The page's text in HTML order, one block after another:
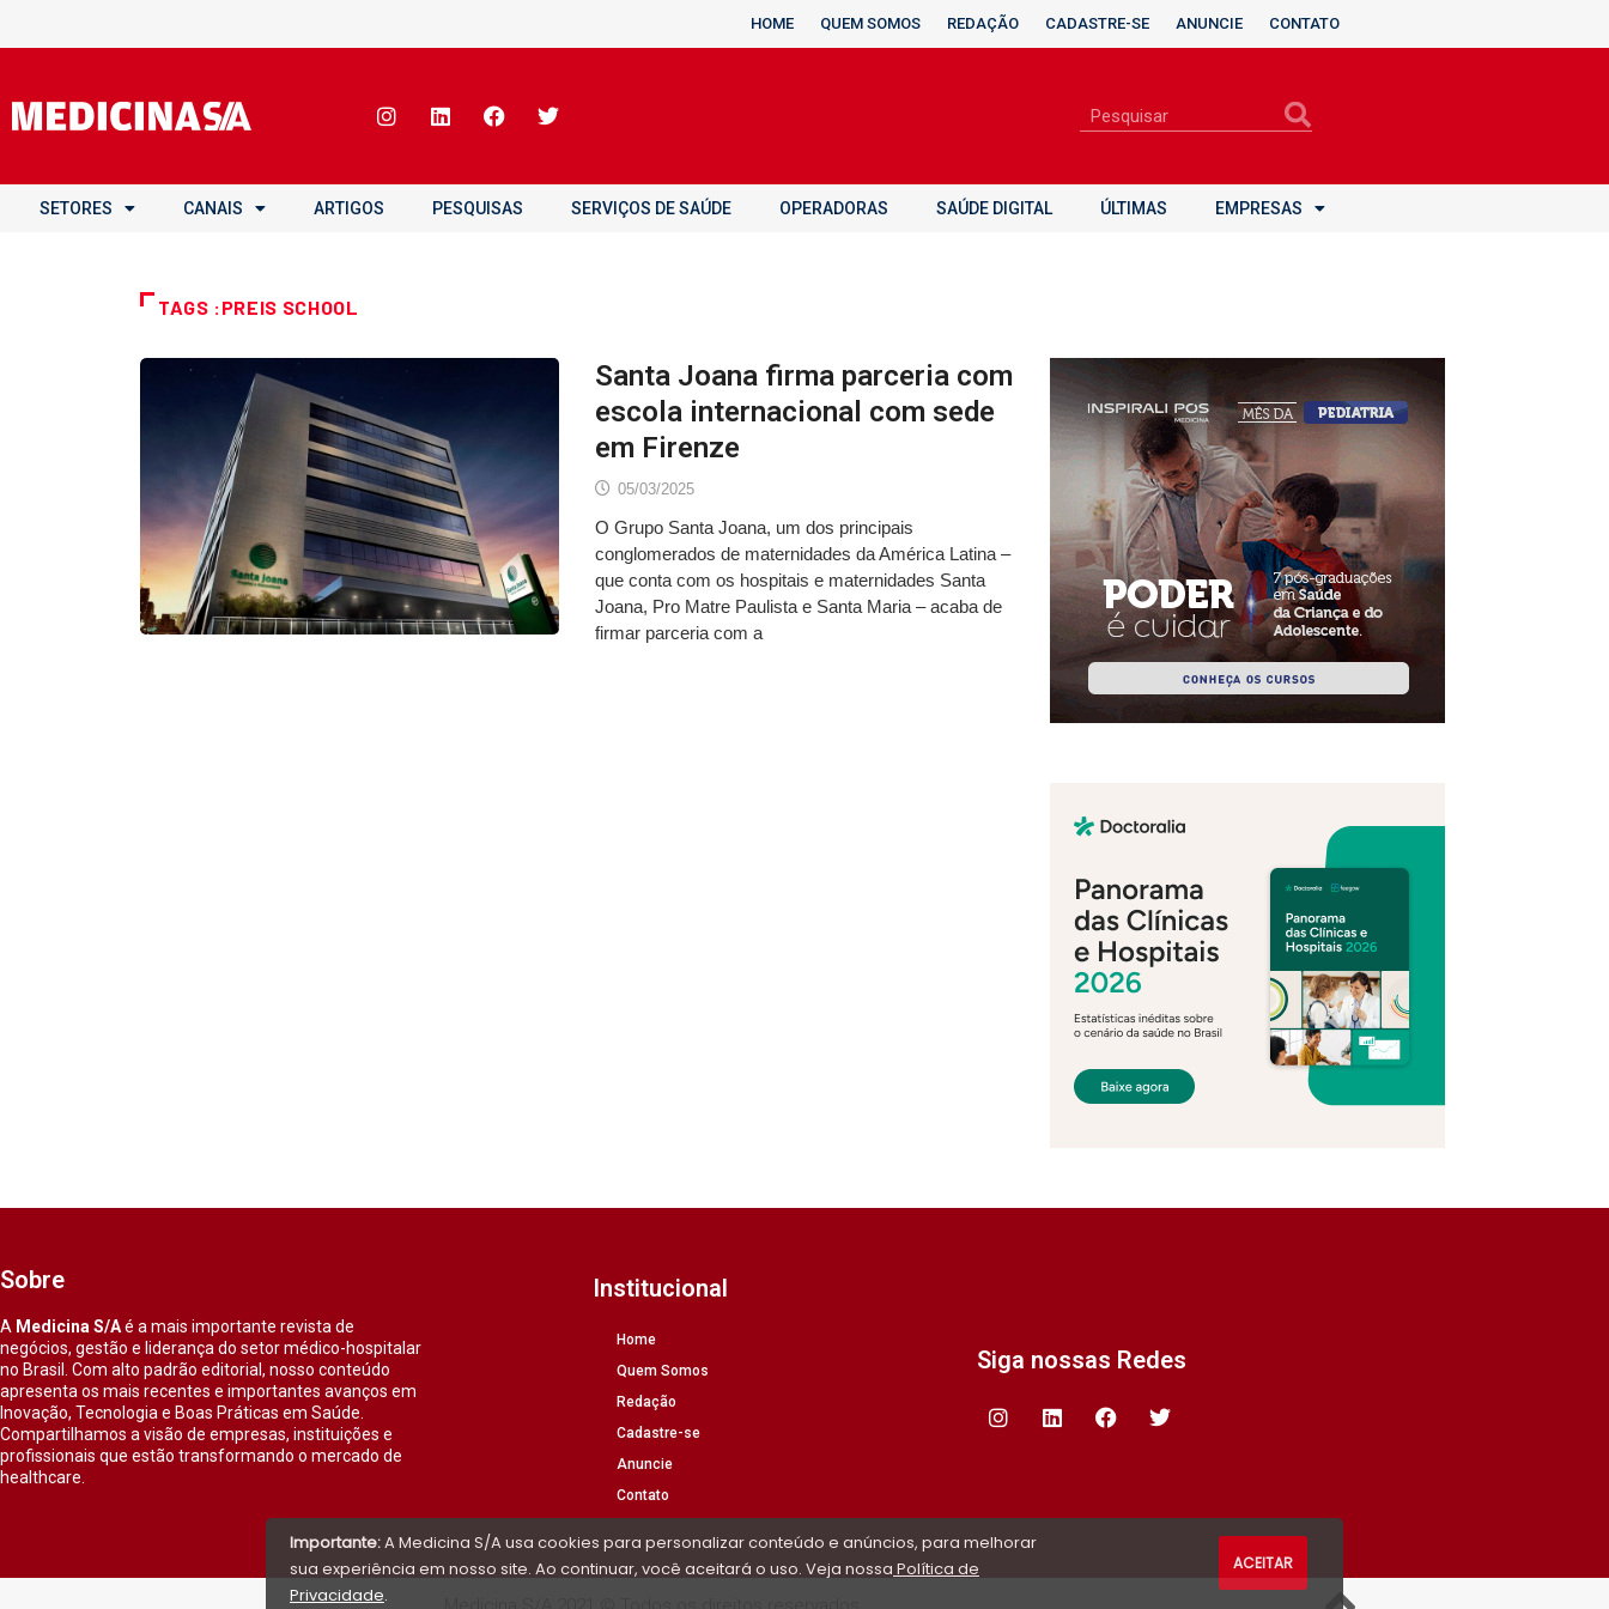
HOME QUEM SOMOS REDAÇÃO CADASTRE-SE ANUNCIE CONTATO
SETORES CANAIS ARTIGOS PESQUISAS SERVIÇOS DE SAÚDE OPERADORAS SAÚDE DIGITAL ÚLTIMAS EMPRESAS
TAGS :PREIS SCHOOL
Santa Joana firma parceria com
escola internacional com sede
em Firenze
05/03/2025
O Grupo Santa Joana, um dos principais
conglomerados de maternidades da América Latina –
que conta com os hospitais e maternidades Santa
Joana, Pro Matre Paulista e Santa Maria – acaba de
firmar parceria com a
Sobre
A Medicina S/Aé a mais importante revista de
negócios, gestão e liderança do setor médico-hospitalar
no Brasil. Com alto padrão editorial, nosso conteúdo
apresenta os mais recentes e importantes avanços em
Inovação, Tecnologia e Boas Práticas em Saúde.
Compartilhamos a visão de empresas, instituições e
profissionais que estão transformando o mercado de
healthcare.
Institucional
Home
Quem Somos
Redação
Cadastre-se
Anuncie
Contato
Siga nossas Redes
Importante:A Medicina S/A usa cookies para personalizar conteúdo e anúncios, para melhorar
sua experiência em nosso site. Ao continuar, você aceitará o uso. Veja nossa Política de
Privacidade.
ACEITAR